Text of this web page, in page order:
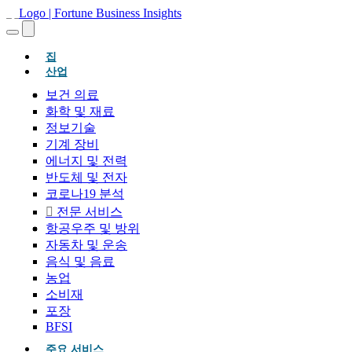
집(현재의)
산업
보건 의료
화학 및 재료
정보기술
기계 장비
에너지 및 전력
반도체 및 전자
코로나19 분석
전문 서비스
항공우주 및 방위
자동차 및 운송
음식 및 음료
농업
소비재
포장
BFSI
주요 서비스